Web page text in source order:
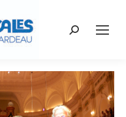
Recherche